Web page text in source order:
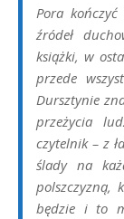
Pora
źródeł
książki, w
przede
Dursztynie
przeżycia
czytelnik – z
ślady na
polszczyzną,
będzie i to